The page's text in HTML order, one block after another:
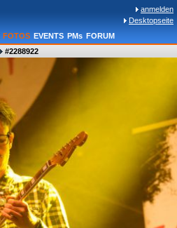
anmelden
Desktopseite
FOTOS EVENTS PMs FORUM
#2288922